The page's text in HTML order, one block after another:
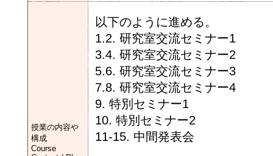
授業の内容や
構成
Course
以下のように進める。
1.2. 研究室交流セミナー1
3.4. 研究室交流セミナー2
5.6. 研究室交流セミナー3
7.8. 研究室交流セミナー4
9. 特別セミナー1
10. 特別セミナー2
11-15. 中間発表会